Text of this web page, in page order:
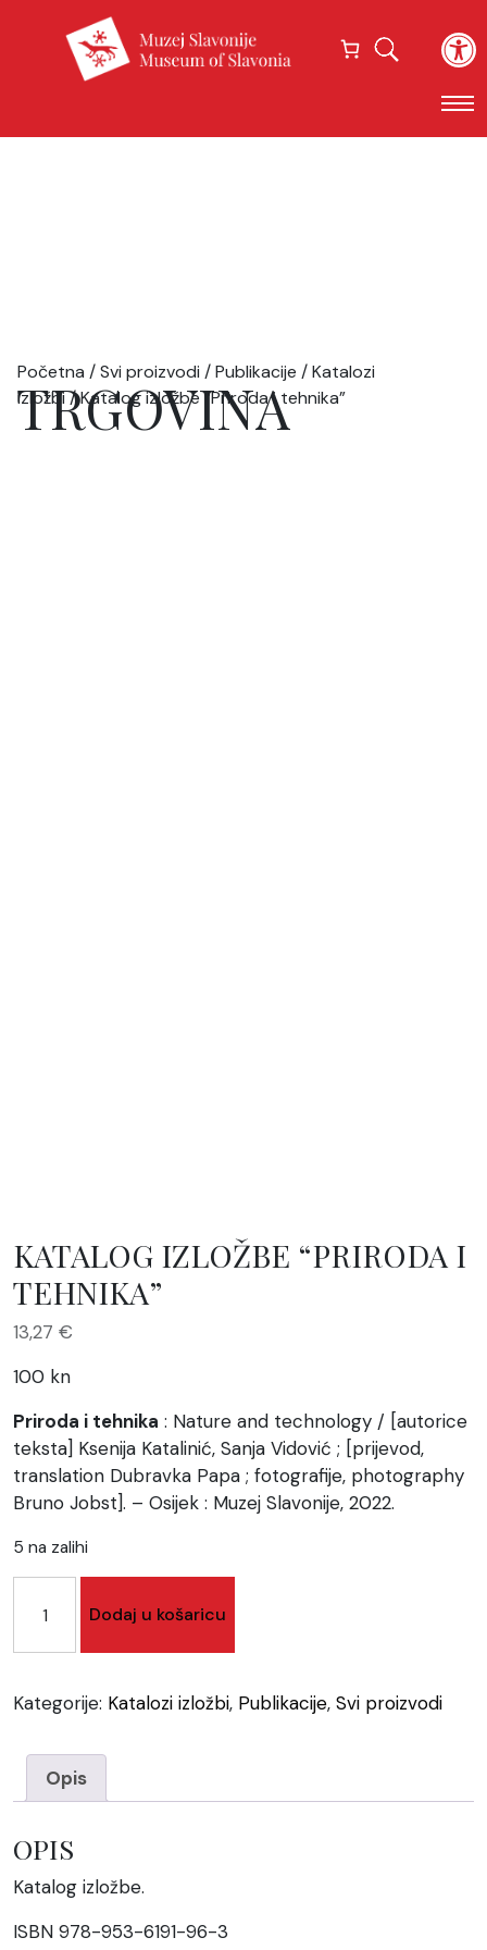
Početna /Svi proizvodi /Publikacije /Katalozi
izložbi/ Katalog izložbe “Priroda i tehnika”
TRGOVINA
KATALOG IZLOŽBE “PRIRODA I
TEHNIKA”
13,27 €
100 kn
Priroda i tehnika : Nature and technology / [autorice
teksta] Ksenija Katalinić, Sanja Vidović ; [prijevod,
translation Dubravka Papa ; fotografije, photography
Bruno Jobst]. – Osijek : Muzej Slavonije, 2022.
5 na zalihi
izložbe
tehnika"
Dodaj u košaricu
Kategorije: Katalozi izložbi, Publikacije, Svi proizvodi
Opis
OPIS
Katalog izložbe.
ISBN 978-953-6191-96-3